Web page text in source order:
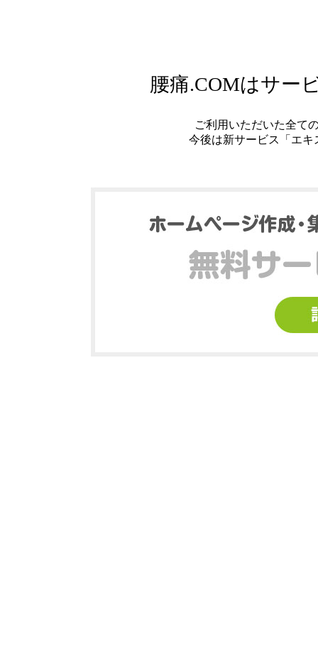
腰痛.COMはサー
ご利用いただいた全て
今後は新サービス「エ